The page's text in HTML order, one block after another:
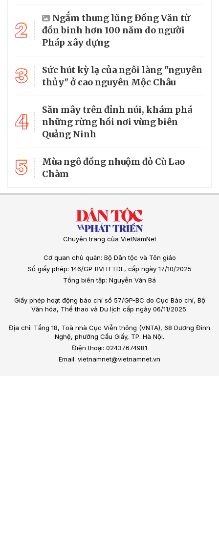
2
Ngắm thung lũng Đồng Văn từ
đồn binh hơn 100 năm do người
Pháp xây dựng
3
Sức hút kỳ lạ của ngôi làng "nguyên
thủy" ở cao nguyên Mộc Châu
4
Săn mây trên đỉnh núi, khám phá
những rừng hồi nơi vùng biên
Quảng Ninh
5
Mùa ngô đồng nhuộm đỏ Cù Lao
Chàm
Chuyên trang của VietNamNet
Cơ quan chủ quản: Bộ Dân tộc và Tôn giáo
Số giấy phép: 146/GP-BVHTTDL, cấp ngày 17/10/2025
Tổng biên tập: Nguyễn Văn Bá
Giấy phép hoạt động báo chí số 57/GP-BC do Cục Báo chí, Bộ
Văn hóa, Thể thao và Du lịch cấp ngày 06/11/2025.
Địa chỉ: Tầng 18, Toà nhà Cục Viễn thông (VNTA), 68 Dương Đình
Nghệ, phường Cầu Giấy, TP. Hà Nội.
Điện thoại: 02437674981
Email: vietnamnet@vietnamnet.vn